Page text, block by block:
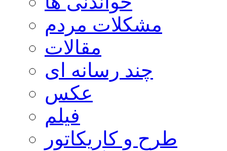
مشکلات مردم
مقالات
چند رسانه ای
عکس
فیلم
طرح و کاریکاتور